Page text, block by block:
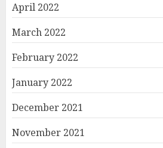
April 2022
March 2022
February 2022
January 2022
December 2021
November 2021